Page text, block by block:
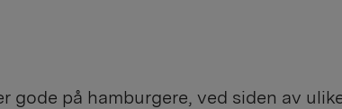
gode på hamburgere, ved siden av